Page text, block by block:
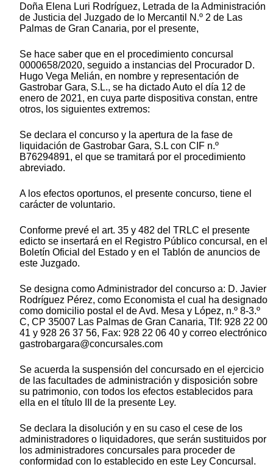
Doña Elena Luri Rodríguez, Letrada de la Administración
de Justicia del Juzgado de lo Mercantil N.º 2 de Las
Palmas de Gran Canaria, por el presente,
Se hace saber que en el procedimiento concursal
0000658/2020, seguido a instancias del Procurador D.
Hugo Vega Melián, en nombre y representación de
Gastrobar Gara, S.L., se ha dictado Auto el día 12 de
enero de 2021, en cuya parte dispositiva constan, entre
otros, los siguientes extremos:
Se declara el concurso y la apertura de la fase de
liquidación de Gastrobar Gara, S.L con CIF n.º
B76294891, el que se tramitará por el procedimiento
abreviado.
A los efectos oportunos, el presente concurso, tiene el
carácter de voluntario.
Conforme prevé el art. 35 y 482 del TRLC el presente
edicto se insertará en el Registro Público concursal, en el
Boletín Oficial del Estado y en el Tablón de anuncios de
este Juzgado.
Se designa como Administrador del concurso a: D. Javier
Rodríguez Pérez, como Economista el cual ha designado
como domicilio postal el de Avd. Mesa y López, n.º 8-3.º
C, CP 35007 Las Palmas de Gran Canaria, Tlf: 928 22 00
41 y 928 26 37 56, Fax: 928 22 06 40 y correo electrónico
gastrobargara@concursales.com
Se acuerda la suspensión del concursado en el ejercicio
de las facultades de administración y disposición sobre
su patrimonio, con todos los efectos establecidos para
ella en el título III de la presente Ley.
Se declara la disolución y en su caso el cese de los
administradores o liquidadores, que serán sustituidos por
los administradores concursales para proceder de
conformidad con lo establecido en este Ley Concursal.